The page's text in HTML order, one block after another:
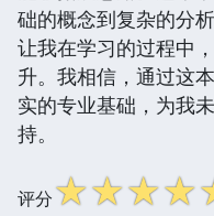
础的概念到复杂的分
让我在学习的过程中
升。我相信，通过这
实的专业基础，为我
持。
评分☆☆☆☆